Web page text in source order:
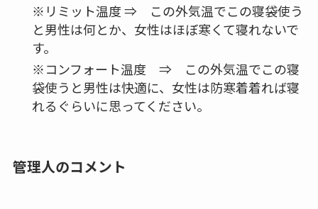
※リミット温度 ⇒ この外気温でこの寝袋使う
と男性は何とか、女性はほぼ寒くて寝れないで
す。
※コンフォート温度 ⇒ この外気温でこの寝
袋使うと男性は快適に、女性は防寒着着れば寝
れるぐらいに思ってください。
管理人のコメント